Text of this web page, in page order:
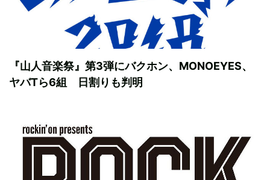
『山人音楽祭』第3弾にバクホン、MONOEYES、
ヤバTら6組 日割りも判明